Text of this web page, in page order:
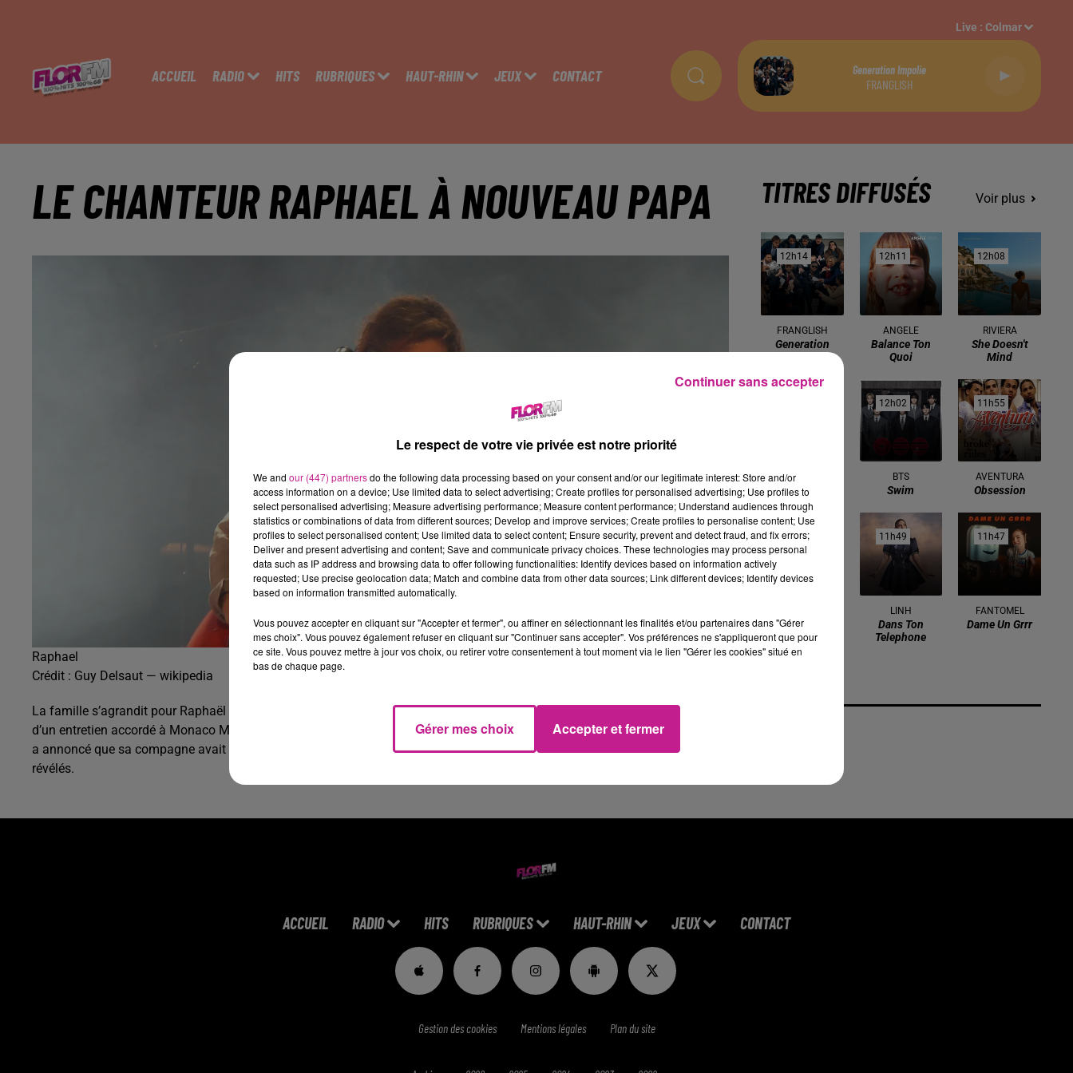
ACCUEIL RADIO HITS RUBRIQUES HAUT-RHIN JEUX CONTACT
Live :Colmar
Generation Impolie
FRANGLISH
LE CHANTEUR RAPHAEL À NOUVEAU PAPA
Raphael
Crédit : Guy Delsaut — wikipedia
La famille s’agrandit pour Raphaël et l’actrice Mélanie Thierry. Le couple vient d’accueillir son troisième enfant. C’est lors
d’un entretien accordé à Monaco Matin, à l’occasion de la sortie de son nouvel album intitulé “Une autre vie”, que le chanteur
a annoncé que sa compagne avait « récemment » accouché. Pour le moment, ni le sexe, ni le prénom de l’enfant n’ont été
révélés.
TITRES DIFFUSÉS Voir plus
12h14
12h14
FRANGLISH
Generation
12h11
12h11
ANGELE
Balance Ton
Quoi
12h08
12h08
RIVIERA
She Doesn't
Mind
ALEX WARREN
Passenger
12h02
12h02
BTS
Swim
11h55
11h55
AVENTURA
Obsession
11h52
11h52
FEAT. EMELI
SANDE
What I Did For
11h49
11h49
LINH
Dans Ton
Telephone
11h47
11h47
FANTOMEL
Dame Un Grrr
ACCUEIL RADIO HITS RUBRIQUES HAUT-RHIN JEUX CONTACT
Gestion des cookies Mentions légales Plan du site
Le respect de votre vie privée est notre priorité
We and our (447) partnersdo the following data processing based on your consent and/or our legitimate interest: Store and/or
access information on a device; Use limited data to select advertising; Create profiles for personalised advertising; Use profiles to
select personalised advertising; Measure advertising performance; Measure content performance; Understand audiences through
statistics or combinations of data from different sources; Develop and improve services; Create profiles to personalise content; Use
profiles to select personalised content; Use limited data to select content; Ensure security, prevent and detect fraud, and fix errors;
Deliver and present advertising and content; Save and communicate privacy choices. These technologies may process personal
data such as IP address and browsing data to offer following functionalities: Identify devices based on information actively
requested; Use precise geolocation data; Match and combine data from other data sources; Link different devices; Identify devices
based on information transmitted automatically.
Vous pouvez accepter en cliquant sur "Accepter et fermer", ou affiner en sélectionnant les finalités et/ou partenaires dans "Gérer
mes choix". Vous pouvez également refuser en cliquant sur "Continuer sans accepter". Vos préférences ne s'appliqueront que pour
ce site. Vous pouvez mettre à jour vos choix, ou retirer votre consentement à tout moment via le lien "Gérer les cookies" situé en
bas de chaque page.
Gérer mes choix Accepter et fermer
Continuer sans accepter